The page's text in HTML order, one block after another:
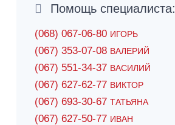
Помощь специалиста:
(068) 067-06-80 ИГОРЬ
(067) 353-07-08 ВАЛЕРИЙ
(067) 551-34-37 ВАСИЛИЙ
(067) 627-62-77 ВИКТОР
(067) 693-30-67 ТАТЬЯНА
(067) 627-50-77 ИВАН